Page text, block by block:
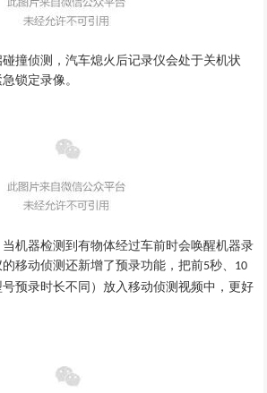
撞侦测，汽车熄火后记录仪会处于关机状
锁定录像。
机器检测到有物体经过车前时会唤醒机器录
移动侦测还新增了预录功能，把前5秒、 10
预录时长不同）放入移动侦测视频中，更好